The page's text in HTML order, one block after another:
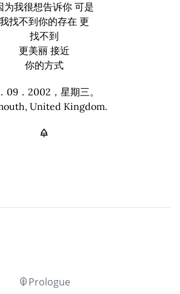
为我很想告诉你 可是
我找不到你的存在 更
找不到
更美丽 接近
你的方式
09．2002，星期三。
United Kingdom.
Prologue